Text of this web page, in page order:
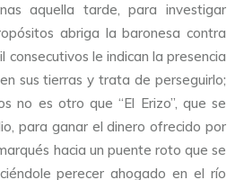
aquella tarde, para investigar
abriga la baronesa contra
consecutivos le indican la presencia
sus tierras y trata de perseguirlo;
no es otro que “El Erizo”, que se
para ganar el dinero ofrecido por
hacia un puente roto que se
perecer ahogado en el río